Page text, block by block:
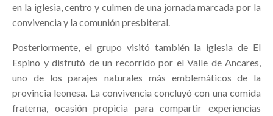
en la iglesia, centro y culmen de una jornada marcada por la
convivencia y la comunión presbiteral.
Posteriormente, el grupo visitó también la iglesia de El
Espino y disfrutó de un recorrido por el Valle de Ancares,
uno de los parajes naturales más emblemáticos de la
provincia leonesa. La convivencia concluyó con una comida
fraterna, ocasión propicia para compartir experiencias